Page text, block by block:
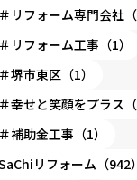
リフォーム専門会社（
リフォーム工事（1）
堺市東区（1）
幸せと笑顔をプラス（
補助金工事（1）
リフォーム（942）